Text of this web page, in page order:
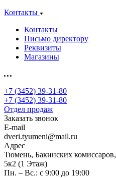
Контакты
Контакты
Письмо директору
Реквизиты
Магазины
+7 (3452) 39-31-80
+7 (3452) 39-31-80
Отдел продаж
Заказать звонок
E-mail
dveri.tyumeni@mail.ru
Адрес
Тюмень, Бакинских комиссаров,
5к2 (1 Этаж)
Пн. – Вс.: с 9:00 до 19:00